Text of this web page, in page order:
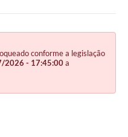
conforme a legislação
2026 - 17:45:00a